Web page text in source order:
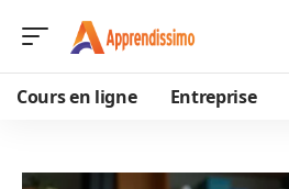
Cours en ligne Entreprise